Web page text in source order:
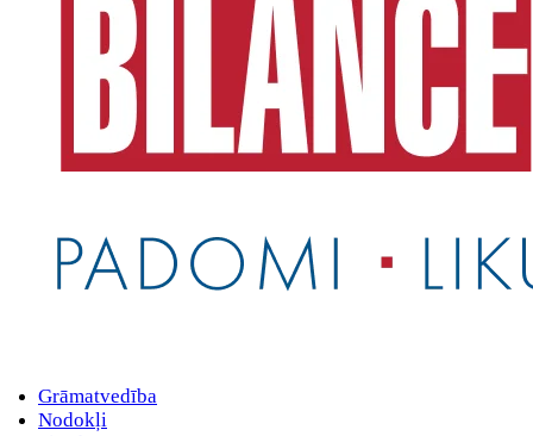
Grāmatvedība
Nodokļi